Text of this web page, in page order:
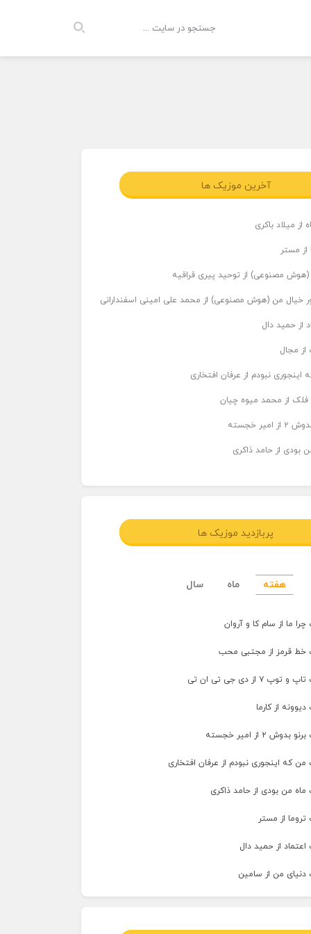
آخرین موزیک ها
از میلاد باکری
از مستر
(هوش مصنوعی) از توحید پیری قراقیه
خیال من (هوش مصنوعی) از محمد علی امینی اسفندارانی
از حمید دال
از مجال
اینجوری نبودم از عرفان افتخاری
فلک از محمد میوه چیان
خجسته
بودی از حامد ذاکری
پربازدید موزیک ها
هفته ماه سال
چرا ما از سام کا و آروان
خط قرمز از مجتبی محب
۷ از دی جی تی ان تی
از کارما
۲ از امیر خجسته
من که اینجوری نبودم از عرفان افتخاری
ماه من بودی از حامد ذاکری
تروما از مستر
اعتماد از حمید دال
دنیای من از سامین